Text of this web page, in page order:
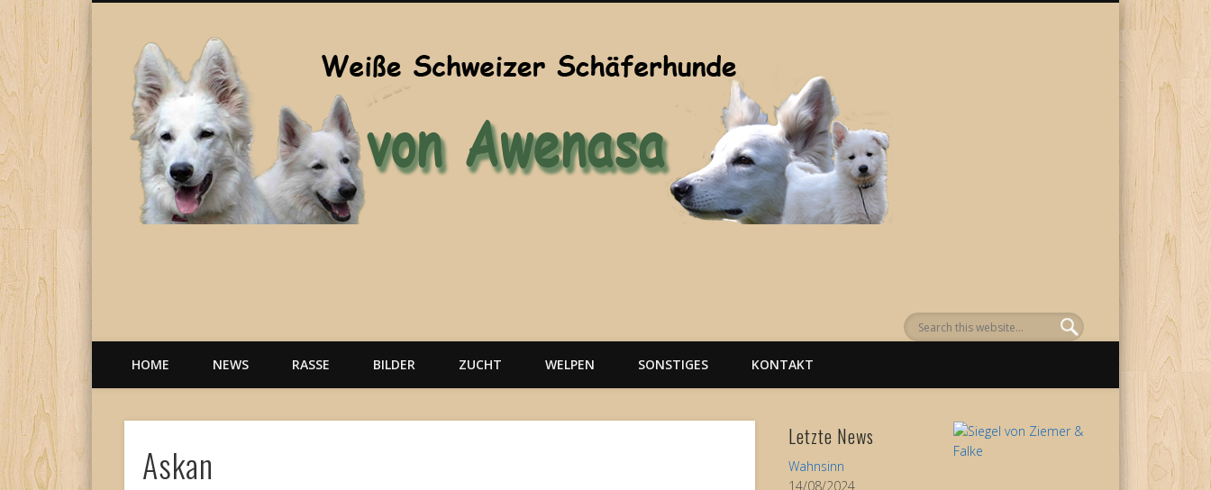
Welpen, weiße Schäferhunde, Hunde, Berger Blanc Suisse
HOME NEWS RASSE BILDER ZUCHT WELPEN SONSTIGES KONTAKT
Askan
Letzte News
Wahnsinn
14/08/2024